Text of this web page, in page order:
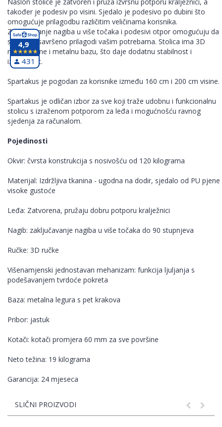
Naslon stolice je zatvoren i pruža izvrsnu potporu kralježnici, a
također je podesiv po visini. Sjedalo je podesivo po dubini što
omogućuje prilagodbu različitim veličinama korisnika.
Zaključavanje nagiba u više točaka i podesivi otpor omogućuju da
se stolac savršeno prilagodi vašim potrebama. Stolica ima 3D
rukonaslone i metalnu bazu, što daje dodatnu stabilnost i
izdržljivost.
Spartakus je pogodan za korisnike između 160 cm i 200 cm visine.
Spartakus je odličan izbor za sve koji traže udobnu i funkcionalnu
stolicu s izraženom potporom za leđa i mogućnošću ravnog
sjedenja za računalom.
Pojedinosti
Okvir: čvrsta konstrukcija s nosivošću od 120 kilograma
Materijal: Izdržljiva tkanina - ugodna na dodir, sjedalo od PU pjene
visoke gustoće
Leđa: Zatvorena, pružaju dobru potporu kralježnici
Nagib: zaključavanje nagiba u više točaka do 90 stupnjeva
Ručke: 3D ručke
Višenamjenski jednostavan mehanizam: funkcija ljuljanja s
podešavanjem tvrdoće pokreta
Baza: metalna legura s pet krakova
Pribor: jastuk
Kotači: kotači promjera 60 mm za sve površine
Neto težina: 19 kilograma
Garancija: 24 mjeseca
SLIČNI PROIZVODI
4,9
431